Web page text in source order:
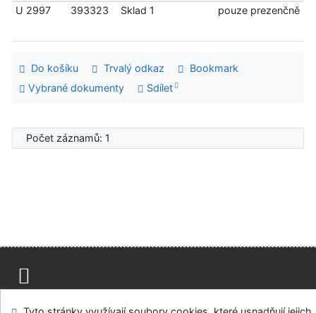
U 2997
393323 Sklad 1 pouze prezenčně
Do košíku Trvalý odkaz
Bookmark
Vybrané dokumenty
Sdílet
Počet záznamů: 1